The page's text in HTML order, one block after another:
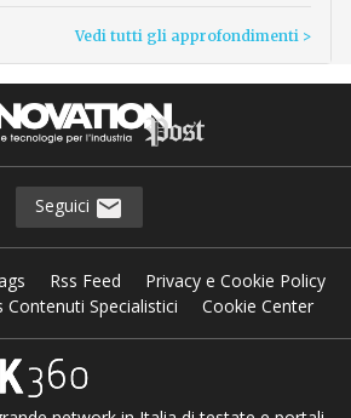
Vedi tutti gli approfondimenti >
Seguici
Rss Feed
Privacy e Cookie Policy
Specialistici
Cookie Center